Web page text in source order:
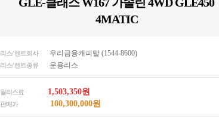
4MATIC
리스/ 렌트회사 우리금융캐피탈 (1544-8600)
리스/ 렌트종류 운용리스
월리스료 1,503,350원
판매가 100,300,000원